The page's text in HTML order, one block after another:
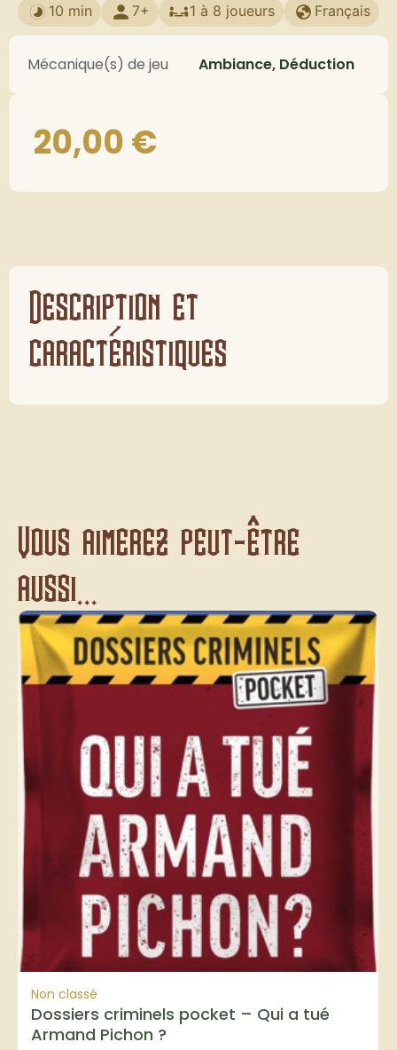
10 min 7+ 1 à 8 joueurs Français
Mécanique(s) de jeu Ambiance, Déduction
20,00€
Description et
caractéristiques
Vous aimerez peut-être
aussi...
Non classé
Dossiers criminels pocket – Qui a tué
Armand Pichon ?